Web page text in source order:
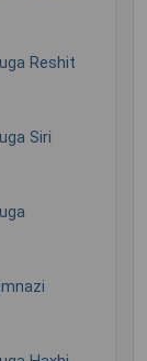
Reshit
Siri